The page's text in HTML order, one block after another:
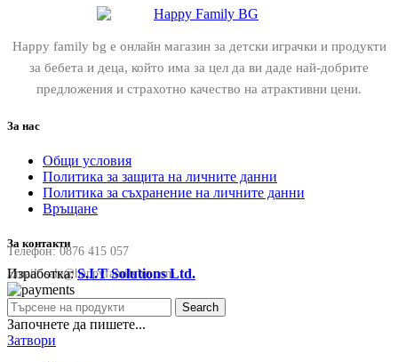
Happy family bg е онлайн магазин за детски играчки и продукти
за бебета и деца, който има за цел да ви даде най-добрите
предложения и страхотно качество на атрактивни цени.
За нас
Общи условия
Политика за защита на личните данни
Политика за съхранение на личните данни
Връщане
За контакти
Телефон:0876 415 057
Email:sale@happyfamilybg.com
Изработка:S.I.T Solutions Ltd.
Search
Започнете да пишете...
Затвори